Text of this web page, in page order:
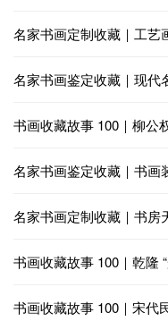
名家书画定制收藏｜工艺
名家书画鉴定收藏｜现代
书画收藏故事 100｜柳公
名家书画鉴定收藏｜书画
名家书画定制收藏｜书房
书画收藏故事 100｜乾隆
书画收藏故事 100｜宋代